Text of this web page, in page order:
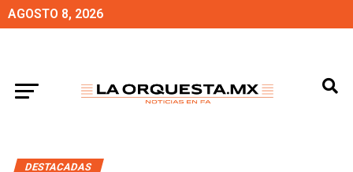
AGOSTO 8, 2026
DESTACADAS